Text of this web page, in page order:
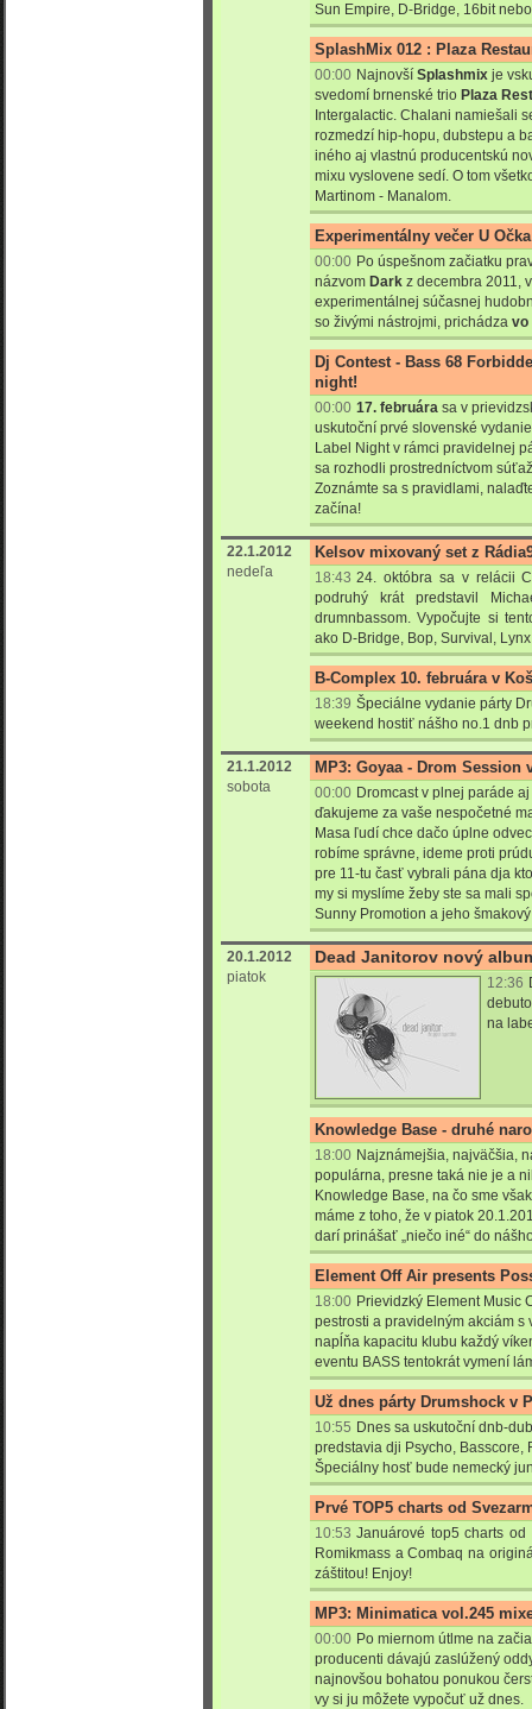
Sun Empire, D-Bridge, 16bit
SplashMix 012 : Plaza
00:00 Najnovší Splashmix je
svedomí brnenské trio Plaza
Intergalactic. Chalani namiešali
rozmedzí hip-hopu, dubstepu a
iného aj vlastnú producentskú
mixu vyslovene sedí. O tom
Martinom - Manalom.
Experimentálny večer U
00:00 Po úspešnom začiatku
názvom Dark z decembra 2011,
experimentálnej súčasnej
so živými nástrojmi, prichádza vo
Dj Contest - Bass 68
night!
00:00 17. februára sa v
uskutoční prvé slovenské
Label Night v rámci pravidelnej
sa rozhodli prostredníctvom
Zoznámte sa s pravidlami,
začína!
22.1.2012
nedeľa
Kelsov mixovaný set z
18:43 24. októbra sa v relácii
podruhý krát predstavil
drumnbassom. Vypočujte si
ako D-Bridge, Bop, Survival,
B-Complex 10. februára v
18:39 Špeciálne vydanie párty
weekend hostiť nášho no.1 dnb
21.1.2012
sobota
MP3: Goyaa - Drom Session
00:00 Dromcast v plnej paráde
ďakujeme za vaše nespočetné
Masa ľudí chce dačo úplne
robíme správne, ideme proti
pre 11-tu časť vybrali pána dja
my si myslíme žeby ste sa mali
Sunny Promotion a jeho
20.1.2012
piatok
Dead Janitorov nový
12:36
na
Knowledge Base - druhé
18:00 Najznámejšia, najväčšia,
populárna, presne taká nie je a
Knowledge Base, na čo sme
máme z toho, že v piatok
darí prinášať „niečo iné“ do n
Element Off Air presents
18:00 Prievidzký Element Music
pestrosti a pravidelným akciám s
napĺňa kapacitu klubu každý
eventu BASS tentokrát vymení
Už dnes párty Drumshock v
10:55 Dnes sa uskutoční dnb-
predstavia dji Psycho, Basscore,
Špeciálny hosť bude nemecký
Prvé TOP5 charts od
10:53 Januárové top5 charts
Romikmass a Combaq na
záštitou! Enjoy!
MP3: Minimatica vol.245
00:00 Po miernom útlme na
producenti dávajú zaslúžený
najnovšou bohatou ponukou
vy si ju môžete vypočuť už dnes.